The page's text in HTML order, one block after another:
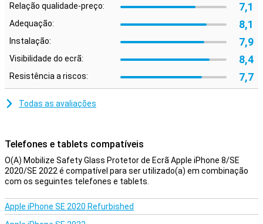
Relação qualidade-preço: 7,1
Adequação: 8,1
Instalação: 7,9
Visibilidade do ecrã: 8,4
Resistência a riscos: 7,7
Todas as avaliações
Telefones e tablets compatíveis
O(A) Mobilize Safety Glass Protetor de Ecrã Apple iPhone 8/SE
2020/SE 2022 é compatível para ser utilizado(a) em combinação
com os seguintes telefones e tablets.
Apple iPhone SE 2020 Refurbished